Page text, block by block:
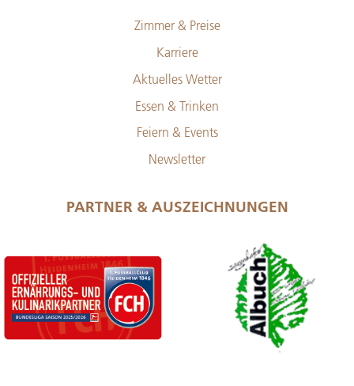
Zimmer & Preise
Karriere
Aktuelles Wetter
Essen & Trinken
Feiern & Events
Newsletter
PARTNER & AUSZEICHNUNGEN